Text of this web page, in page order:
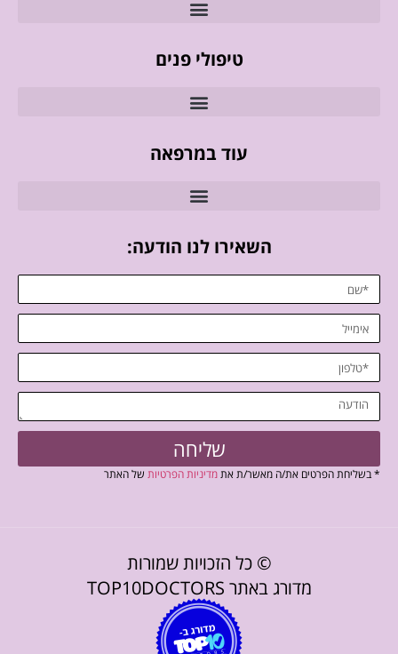
טיפולי פנים
עוד במרפאה
השאירו לנו הודעה:
שליחה
* בשליחת הפרטים את/ה מאשר/ת אתמדיניות הפרטיות של האתר
© כל הזכויות שמורות
מדורג באתר TOP10DOCTORS